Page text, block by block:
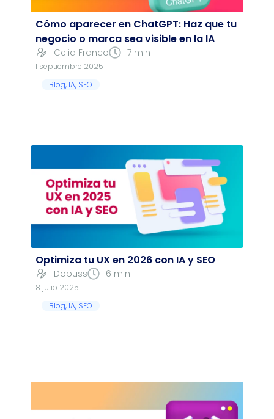
Cómo aparecer en ChatGPT: Haz que tu
negocio o marca sea visible en la IA
Celia Franco 7 min
1 septiembre 2025
Blog, IA, SEO
Optimiza tu UX en 2026 con IA y SEO
Dobuss 6 min
8 julio 2025
Blog, IA, SEO